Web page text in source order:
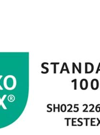
таблица е с
в количката си с
поръчка ще можете да
с NewPay, всъщност
Вас. Вие я
начина да я платите към